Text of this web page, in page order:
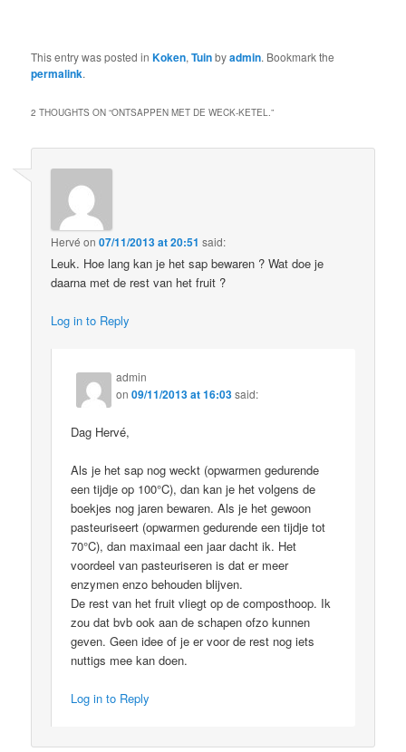
This entry was posted inKoken,Tuinbyadmin. Bookmark the
permalink.
2 THOUGHTS ON “ONTSAPPEN MET DE WECK-KETEL.”
Hervé on07/11/2013 at 20:51 said:
Leuk. Hoe lang kan je het sap bewaren ? Wat doe je
daarna met de rest van het fruit ?
Log in to Reply
admin
on09/11/2013 at 16:03said:
Dag Hervé,
Als je het sap nog weckt (opwarmen gedurende
een tijdje op 100°C), dan kan je het volgens de
boekjes nog jaren bewaren. Als je het gewoon
pasteuriseert (opwarmen gedurende een tijdje tot
70°C), dan maximaal een jaar dacht ik. Het
voordeel van pasteuriseren is dat er meer
enzymen enzo behouden blijven.
De rest van het fruit vliegt op de composthoop. Ik
zou dat bvb ook aan de schapen ofzo kunnen
geven. Geen idee of je er voor de rest nog iets
nuttigs mee kan doen.
Log in to Reply